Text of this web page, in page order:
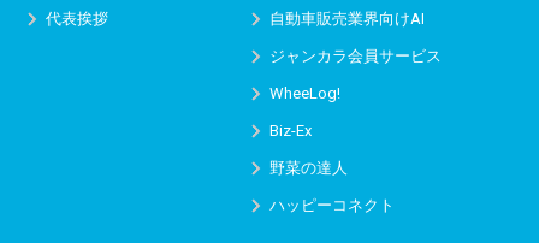
代表挨拶 自動車販売業界向けAI
ジャンカラ会員サービス
WheeLog!
Biz-Ex
野菜の達人
ハッピーコネクト